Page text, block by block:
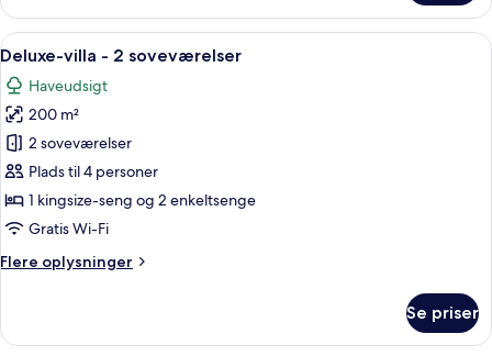
til
brudepar
-
pool
Indlæs
alle
billeder
af
Deluxe-
villa
-
2
Et soveværelse med seng, udsigt til
9
Deluxe-villa - 2 soveværelser
Haveudsigt
200 m²
2 soveværelser
Plads til 4 personer
1 kingsize-seng og 2 enkeltsenge
Gratis Wi-Fi
Flere oplysninger
Flere
villa
Se priser